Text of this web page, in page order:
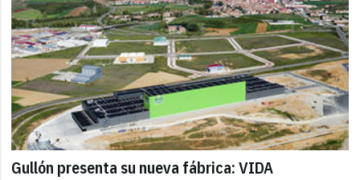
Gullón presenta su nueva fábrica: VIDA